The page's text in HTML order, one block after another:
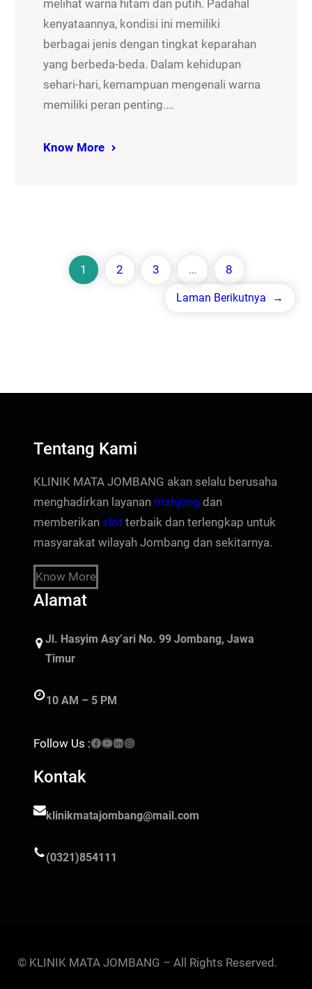
melihat warna hitam dan putih. Padahal
kenyataannya, kondisi ini memiliki
berbagai jenis dengan tingkat keparahan
yang berbeda-beda. Dalam kehidupan
sehari-hari, kemampuan mengenali warna
memiliki peran penting.…
Know More
1 2 3 … 8
Laman Berikutnya →
Tentang Kami
KLINIK MATA JOMBANG akan selalu berusaha
menghadirkan layanan mahjong dan
memberikan slot terbaik dan terlengkap untuk
masyarakat wilayah Jombang dan sekitarnya.
Know More
Alamat
Jl. Hasyim Asy’ari No. 99 Jombang, Jawa
Timur
10 AM – 5 PM
Follow Us :Facebook YouTube LinkedIn Instagram
Kontak
klinikmatajombang@mail.com
(0321)854111
© KLINIK MATA JOMBANG – All Rights Reserved.